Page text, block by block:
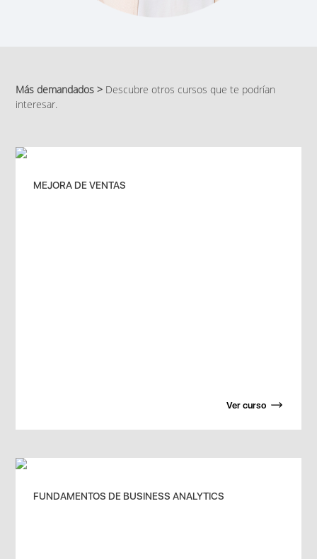
Más demandados > Descubre otros cursos que te podrían
interesar.
MEJORA DE VENTAS
Ver curso
FUNDAMENTOS DE BUSINESS ANALYTICS